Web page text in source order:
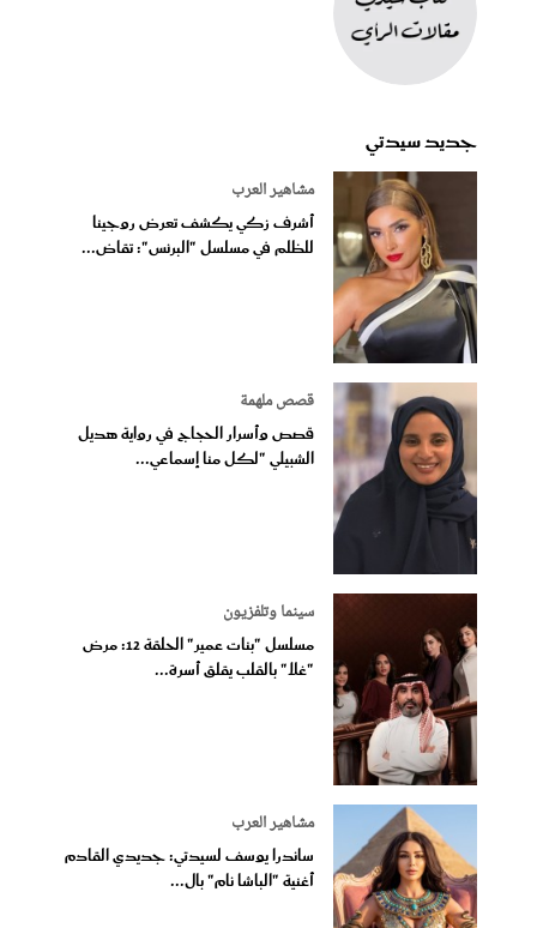
جديد سيدتي
مشاهير العرب
أشرف زكي يكشف تعرض روجينا
للظلم في مسلسل "البرنس": تقاض...
قصص ملهمة
قصص وأسرار الحجاج في رواية هديل
الشبيلي "لكل منا إسماعي...
سينما وتلفزيون
مسلسل "بنات عمير" الحلقة 12: مرض
"غلا" بالقلب يقلق أسرة...
مشاهير العرب
ساندرا يوسف لسيدتي: جديدي القادم
أغنية "الباشا نام" بال...